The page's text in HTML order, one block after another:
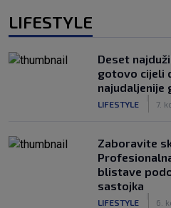
LIFESTYLE
Deset
gotovo cijeli
najudaljenije
LIFESTYLE 7.
Zaboravite
blistave
sastojka
LIFESTYLE 6.